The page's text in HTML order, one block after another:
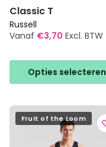
Classic T
Russell
Vanaf €3,70 Excl. BTW
Opties selecteren
product
heeft
variaties.
Deze
Fruit of the Loom